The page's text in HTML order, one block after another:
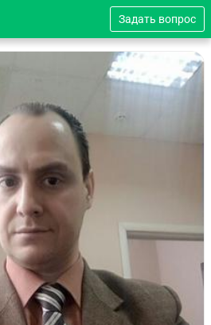
Задать вопрос